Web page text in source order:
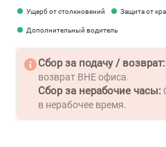
Ущерб от столкновений Защита от
Дополнительный водитель
Сбор за подачу / возврат:
возврат ВНЕ офиса.
Сбор за нерабочие часы:
в нерабочее время.